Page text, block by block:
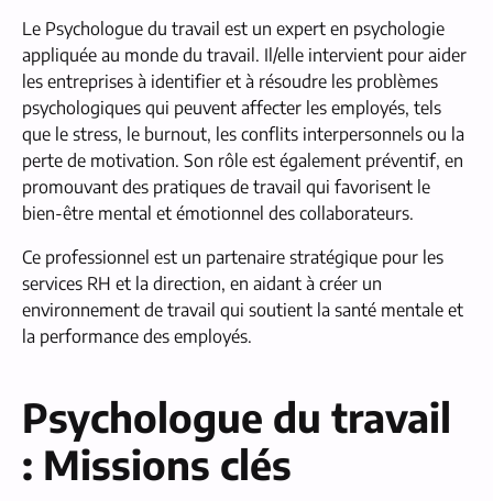
Le Psychologue du travail est un expert en psychologie
appliquée au monde du travail. Il/elle intervient pour aider
les entreprises à identifier et à résoudre les problèmes
psychologiques qui peuvent affecter les employés, tels
que le stress, le burnout, les conflits interpersonnels ou la
perte de motivation. Son rôle est également préventif, en
promouvant des pratiques de travail qui favorisent le
bien-être mental et émotionnel des collaborateurs.
Ce professionnel est un partenaire stratégique pour les
services RH et la direction, en aidant à créer un
environnement de travail qui soutient la santé mentale et
la performance des employés.
Psychologue du travail
: Missions clés